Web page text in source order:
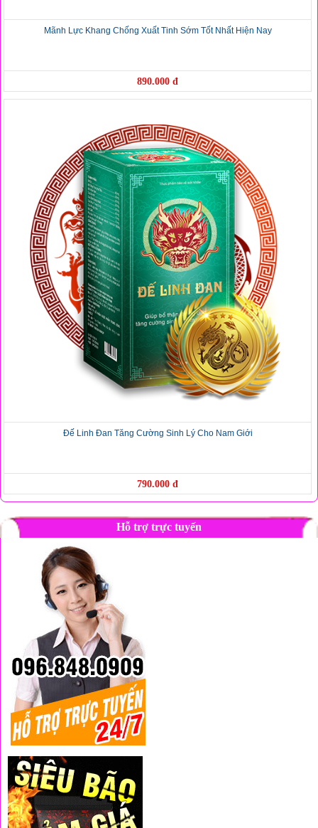
Mãnh Lực Khang Chống Xuất Tinh Sớm Tốt Nhất Hiện Nay
890.000 đ
Đế Linh Đan Tăng Cường Sinh Lý Cho Nam Giới
790.000 đ
Hỗ trợ trực tuyến